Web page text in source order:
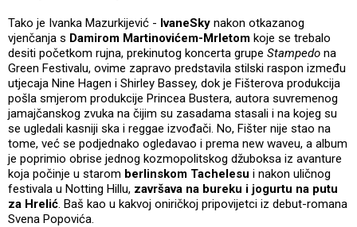
Tako je Ivanka Mazurkijević - IvaneSky nakon otkazanog
vjenčanja s Damirom Martinovićem-Mrletom koje se trebalo
desiti početkom rujna, prekinutog koncerta grupe Stampedo na
Green Festivalu, ovime zapravo predstavila stilski raspon između
utjecaja Nine Hagen i Shirley Bassey, dok je Fišterova produkcija
pošla smjerom produkcije Princea Bustera, autora suvremenog
jamajčanskog zvuka na čijim su zasadama stasali i na kojeg su
se ugledali kasniji ska i reggae izvođači. No, Fišter nije stao na
tome, već se podjednako ogledavao i prema new waveu, a album
je poprimio obrise jednog kozmopolitskog džuboksa iz avanture
koja počinje u starom berlinskom Tachelesu i nakon uličnog
festivala u Notting Hillu, završava na bureku i jogurtu na putu
za Hrelić. Baš kao u kakvoj oniričkoj pripovijetci iz debut-romana
Svena Popovića.